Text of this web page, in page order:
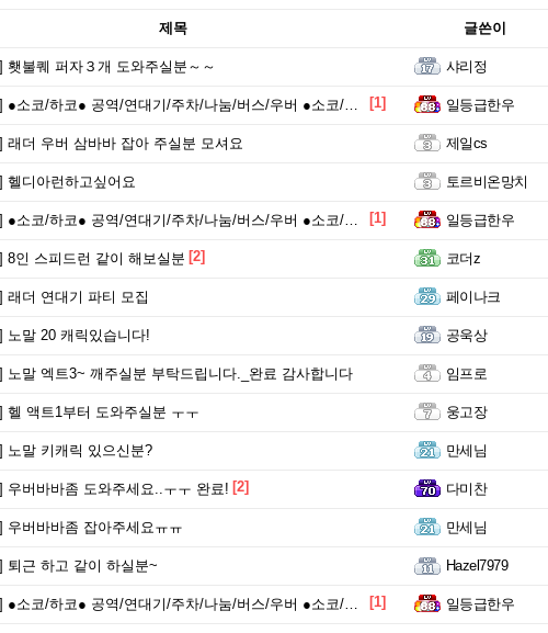
제목 글쓴이
횃불퀘 퍼자３개 도와주실분～～ 샤리정
●소코/하코● 공역/연대기/주차/나눔/버스/우버 ●소코/하코● [1] 일등급한우
래더 우버 삼바바 잡아 주실분 모셔요 제일cs
헬디아런하고싶어요 토르비온망치
●소코/하코● 공역/연대기/주차/나눔/버스/우버 ●소코/하코● [1] 일등급한우
8인 스피드런 같이 해보실분 [2] 코더z
래더 연대기 파티 모집 페이나크
노말 20 캐릭있습니다! 공욱상
노말 엑트3~ 깨주실분 부탁드립니다._완료 감사합니다 임프로
헬 액트1부터 도와주실분 ㅜㅜ 웅고장
노말 키캐릭 있으신분? 만세님
우버바바좀 도와주세요..ㅜㅜ 완료! [2] 다미찬
우버바바좀 잡아주세요ㅠㅠ 만세님
퇴근 하고 같이 하실분~ Hazel7979
●소코/하코● 공역/연대기/주차/나눔/버스/우버 ●소코/하코● [1] 일등급한우